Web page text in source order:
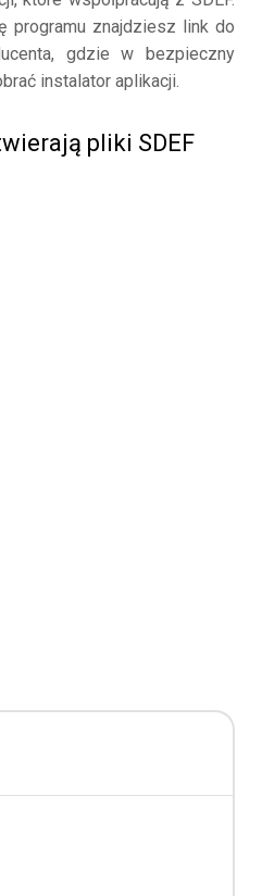
programu znajdziesz link do
gdzie w bezpieczny
instalator aplikacji.
pliki SDEF